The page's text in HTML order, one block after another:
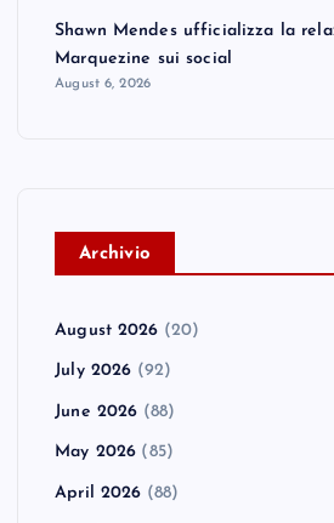
Shawn Mendes ufficializza la
Marquezine sui social
August 6, 2026
Archivio
August 2026 (20)
July 2026 (92)
June 2026 (88)
May 2026 (85)
April 2026 (88)